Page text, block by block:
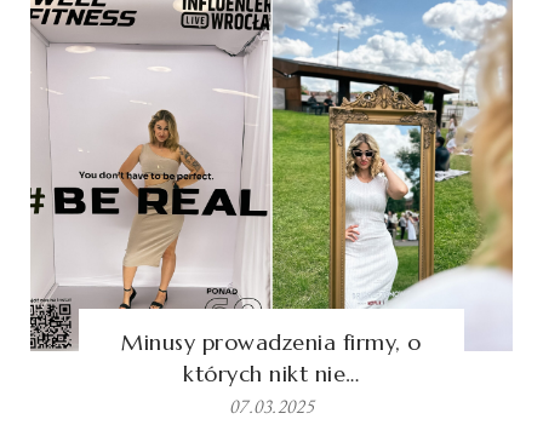
Minusy prowadzenia firmy, o
których nikt nie…
07.03.2025